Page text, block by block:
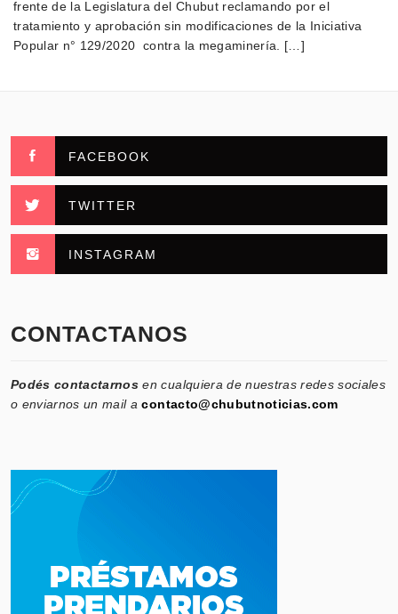
frente de la Legislatura del Chubut reclamando por el
tratamiento y aprobación sin modificaciones de la Iniciativa
Popular n° 129/2020 contra la megaminería. […]
FACEBOOK
TWITTER
INSTAGRAM
CONTACTANOS
Podés contactarnos en cualquiera de nuestras redes sociales
o enviarnos un mail acontacto@chubutnoticias.com